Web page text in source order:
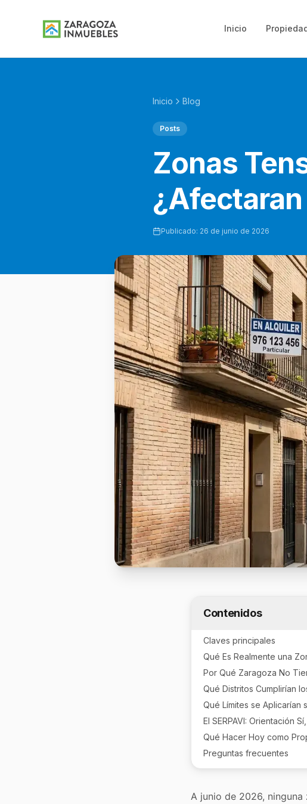
Inicio
Inicio Blog
Posts
Zonas
Publicado: 26 de junio de 2026
Contenidos
Claves principales
Qué Es Realmente una
Por Qué Zaragoza No
Qué Distritos Cumplirían
Qué Límites se Aplicarían
El SERPAVI: Orientación
Qué Hacer Hoy como
Preguntas frecuentes
A junio de 2026,